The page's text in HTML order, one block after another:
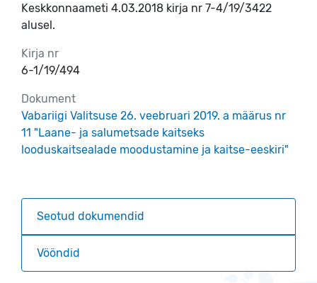
Keskkonnaameti 4.03.2018 kirja nr 7-4/19/3422
alusel.
Kirja nr
6-1/19/494
Dokument
Vabariigi Valitsuse 26. veebruari 2019. a määrus nr
11 "Laane- ja salumetsade kaitseks
looduskaitsealade moodustamine ja kaitse-eeskiri"
Seotud dokumendid
Vööndid